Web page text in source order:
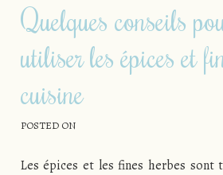
Quelques conseils
utiliser les épices et
cuisine
POSTED ON
Les épices et les fines herbes sont